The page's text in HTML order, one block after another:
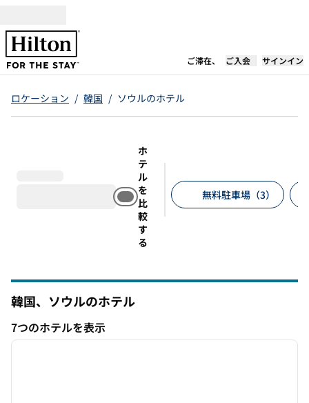
ご滞在、 新しいタブで開
ご入会 サインイン
ロケーション / 韓国 / ソウルのホテル
ホ
テ
ル
を
比
較
す
る
無料駐車場（3）
韓国、ソウルのホテル
7つのホテルを表示
7つのホテルを表示
1/11
次の